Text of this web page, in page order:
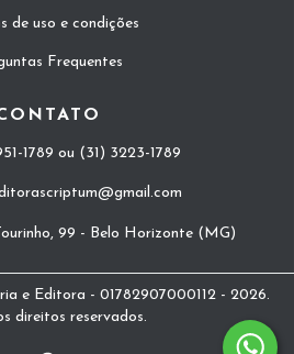
de uso e condições
Frequentes
1789 ou (31) 3223-1789
99 - Belo Horizonte (MG)
e Editora - 01782907000112 - 2026.
direitos reservados.